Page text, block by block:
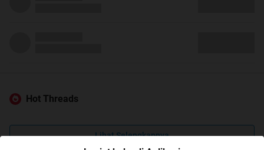
Hot Threads
Lihat Selengkapnya